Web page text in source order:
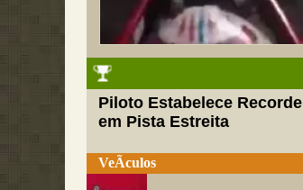
Piloto Estabelece Recorde
em Pista Estreita
VeÃ­culos